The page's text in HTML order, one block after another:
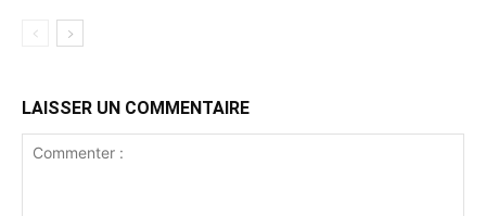
LAISSER UN COMMENTAIRE